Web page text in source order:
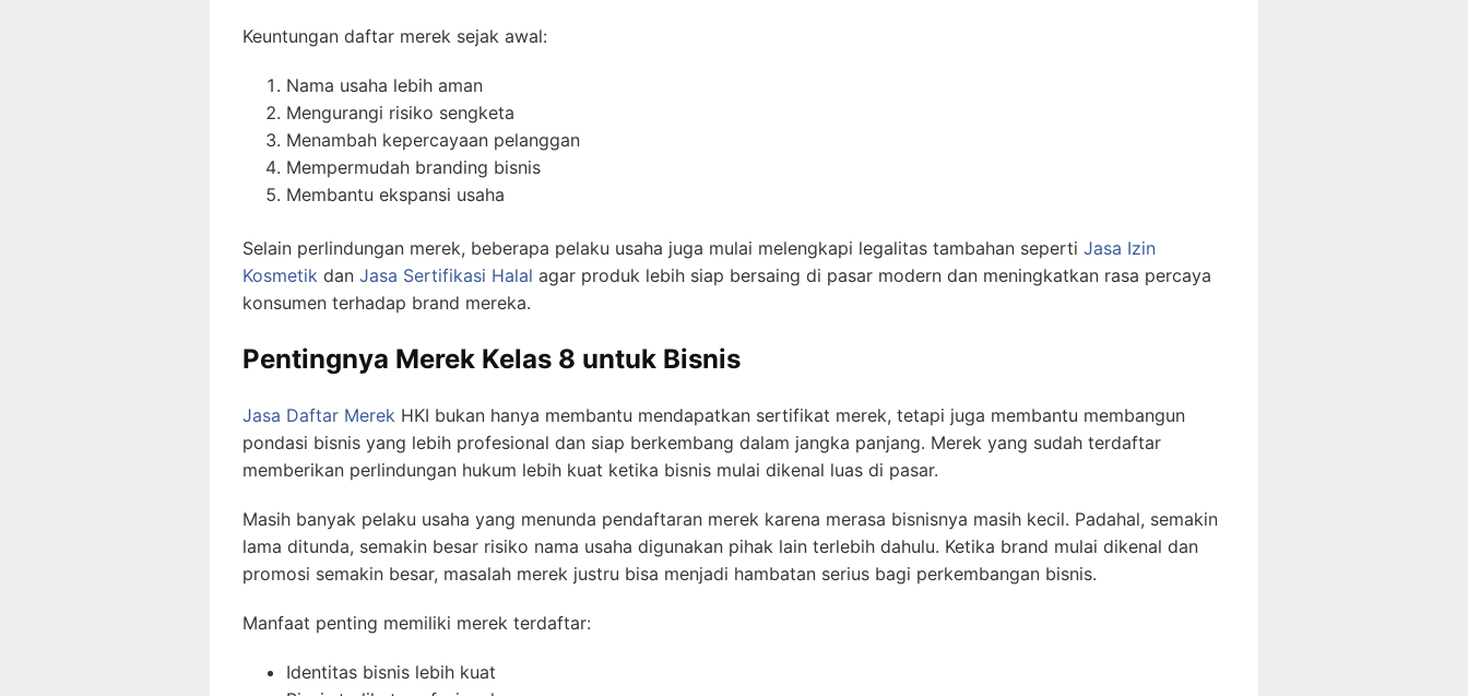
Keuntungan daftar merek sejak awal:
Nama usaha lebih aman
Mengurangi risiko sengketa
Menambah kepercayaan pelanggan
Mempermudah branding bisnis
Membantu ekspansi usaha
Selain perlindungan merek, beberapa pelaku usaha juga mulai melengkapi legalitas tambahan seperti Jasa Izin
Kosmetik dan Jasa Sertifikasi Halal agar produk lebih siap bersaing di pasar modern dan meningkatkan rasa percaya
konsumen terhadap brand mereka.
Pentingnya Merek Kelas 8 untuk Bisnis
Jasa Daftar Merek HKI bukan hanya membantu mendapatkan sertifikat merek, tetapi juga membantu membangun
pondasi bisnis yang lebih profesional dan siap berkembang dalam jangka panjang. Merek yang sudah terdaftar
memberikan perlindungan hukum lebih kuat ketika bisnis mulai dikenal luas di pasar.
Masih banyak pelaku usaha yang menunda pendaftaran merek karena merasa bisnisnya masih kecil. Padahal, semakin
lama ditunda, semakin besar risiko nama usaha digunakan pihak lain terlebih dahulu. Ketika brand mulai dikenal dan
promosi semakin besar, masalah merek justru bisa menjadi hambatan serius bagi perkembangan bisnis.
Manfaat penting memiliki merek terdaftar:
Identitas bisnis lebih kuat